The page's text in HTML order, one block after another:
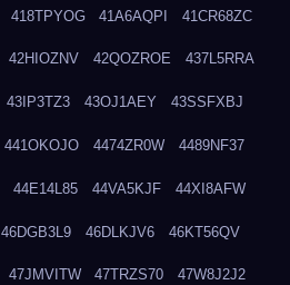
418TPYOG 41A6AQPI 41CR68ZC
42HIOZNV 42QOZROE 437L5RRA
43IP3TZ3 43OJ1AEY 43SSFXBJ
441OKOJO 4474ZR0W 4489NF37
44E14L85 44VA5KJF 44XI8AFW
46DGB3L9 46DLKJV6 46KT56QV
47JMVITW 47TRZS70 47W8J2J2